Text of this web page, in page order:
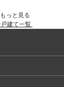
っと見る
建て一覧